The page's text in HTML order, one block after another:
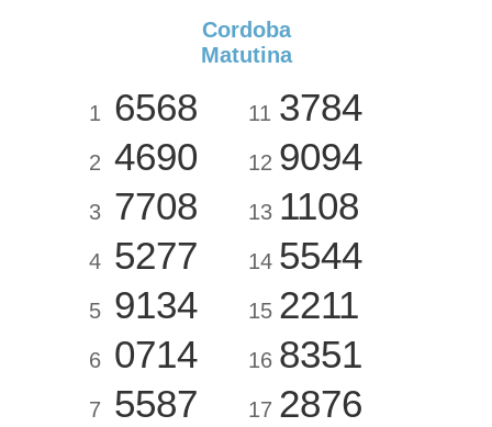
Cordoba
Matutina
1 6568
2 4690
3 7708
4 5277
5 9134
6 0714
7 5587
11 3784
12 9094
13 1108
14 5544
15 2211
16 8351
17 2876